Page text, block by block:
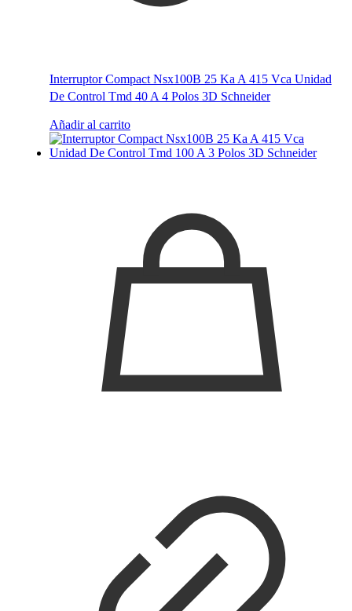
Interruptor Compact Nsx100B 25 Ka A 415 Vca Unidad
De Control Tmd 40 A 4 Polos 3D Schneider
Añadir al carrito